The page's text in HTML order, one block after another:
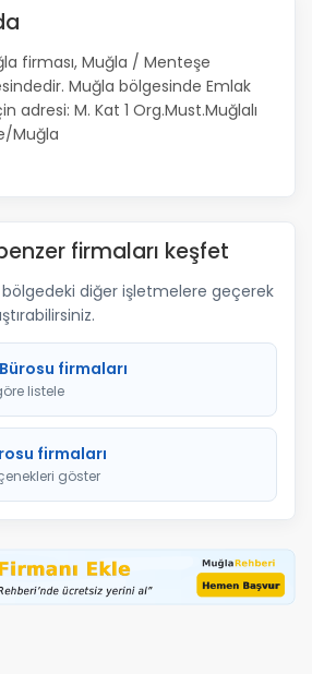
firması, Muğla / Menteşe
Muğla bölgesinde Emlak
adresi: M. Kat 1 Org.Must.Muğlalı
Muğla
firmaları keşfet
bölgedeki diğer işletmelere geçerek
firmaları
listele
firmaları
göster